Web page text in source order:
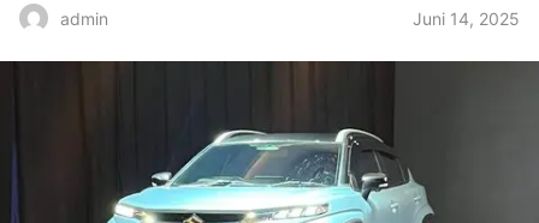
admin Juni 14, 2025